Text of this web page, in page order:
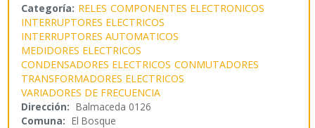
Categoría: RELES COMPONENTES ELECTRONICOS
INTERRUPTORES ELECTRICOS
INTERRUPTORES AUTOMATICOS
MEDIDORES ELECTRICOS
CONDENSADORES ELECTRICOS CONMUTADORES
TRANSFORMADORES ELECTRICOS
VARIADORES DE FRECUENCIA
Dirección: Balmaceda 0126
Comuna: El Bosque